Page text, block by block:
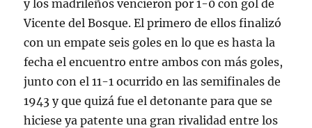
y los madrileños vencieron por 1-0 con gol de
Vicente del Bosque. El primero de ellos finalizó
con un empate seis goles en lo que es hasta la
fecha el encuentro entre ambos con más goles,
junto con el 11-1 ocurrido en las semifinales de
1943 y que quizá fue el detonante para que se
hiciese ya patente una gran rivalidad entre los